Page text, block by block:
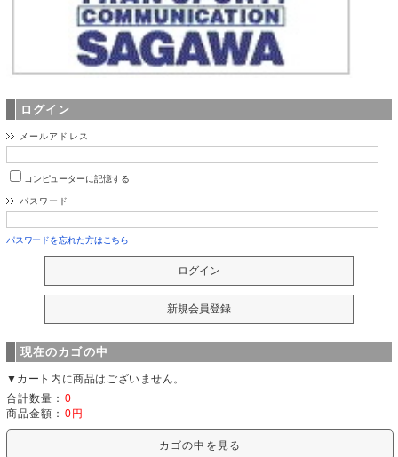
ログイン
メールアドレス
コンピューターに記憶する
パスワード
パスワードを忘れた方はこちら
現在のカゴの中
▼カート内に商品はございません。
合計数量： 0
商品金額： 0円
カゴの中を見る